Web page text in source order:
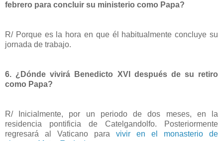
febrero para concluir su ministerio como Papa?
R/ Porque es la hora en que él habitualmente concluye su
jornada de trabajo.
6. ¿Dónde vivirá Benedicto XVI después de su retiro
como Papa?
R/ Inicialmente, por un periodo de dos meses, en la
residencia pontificia de Catelgandolfo. Posteriormente
regresará al Vaticano para vivir en el monasterio de